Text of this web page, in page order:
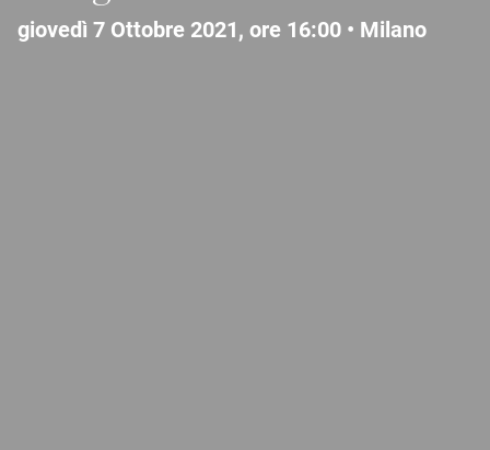
giovedì 7 Ottobre 2021, ore 16:00 • Milano